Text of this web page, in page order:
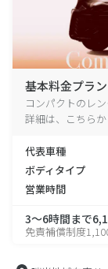
基本料金プラン
コンパクトのレ
詳細は、こちらか
代表車種
ボディタイプ
営業時間
3～6時間まで
免責補償制度